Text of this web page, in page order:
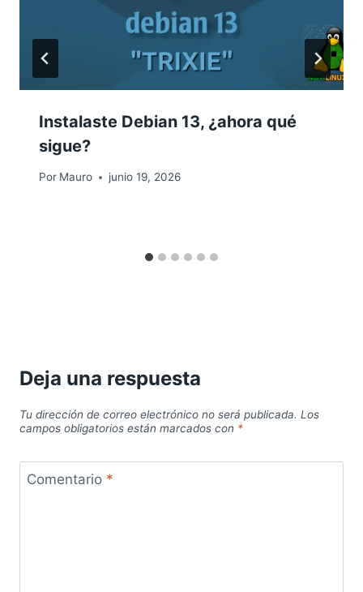
Instalaste Debian 13, ¿ahora qué
sigue?
Por Mauro junio 19, 2026
Deja una respuesta
Tu dirección de correo electrónico no será publicada. Los
campos obligatorios están marcados con *
Comentario *